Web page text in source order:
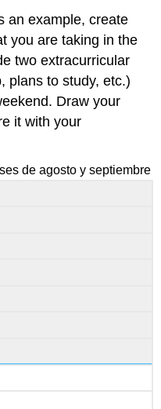
an example, create
you are taking in the
two extracurricular
plans to study, etc.)
Draw your
it with your
de agosto y septiembre